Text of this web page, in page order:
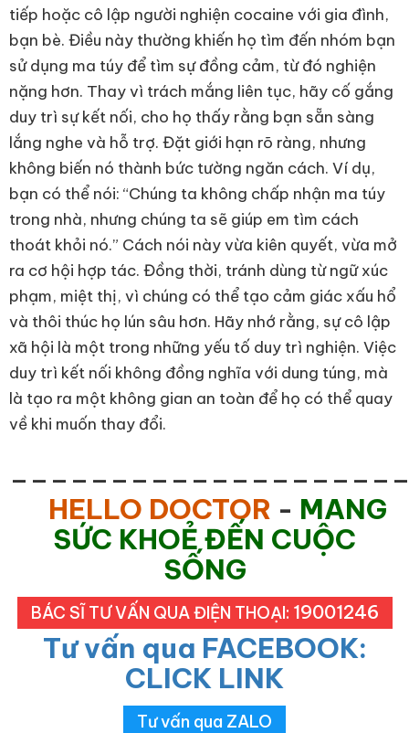
tiếp hoặc cô lập người nghiện cocaine với gia đình,
bạn bè. Điều này thường khiến họ tìm đến nhóm bạn
sử dụng ma túy để tìm sự đồng cảm, từ đó nghiện
nặng hơn. Thay vì trách mắng liên tục, hãy cố gắng
duy trì sự kết nối, cho họ thấy rằng bạn sẵn sàng
lắng nghe và hỗ trợ. Đặt giới hạn rõ ràng, nhưng
không biến nó thành bức tường ngăn cách. Ví dụ,
bạn có thể nói: “Chúng ta không chấp nhận ma túy
trong nhà, nhưng chúng ta sẽ giúp em tìm cách
thoát khỏi nó.” Cách nói này vừa kiên quyết, vừa mở
ra cơ hội hợp tác. Đồng thời, tránh dùng từ ngữ xúc
phạm, miệt thị, vì chúng có thể tạo cảm giác xấu hổ
và thôi thúc họ lún sâu hơn. Hãy nhớ rằng, sự cô lập
xã hội là một trong những yếu tố duy trì nghiện. Việc
duy trì kết nối không đồng nghĩa với dung túng, mà
là tạo ra một không gian an toàn để họ có thể quay
về khi muốn thay đổi.
HELLO DOCTOR - MANG
SỨC KHOẺ ĐẾN CUỘC
SỐNG
BÁC SĨ TƯ VẤN QUA ĐIỆN THOẠI: 19001246
Tư vấn qua FACEBOOK:
CLICK LINK
Tư vấn qua ZALO